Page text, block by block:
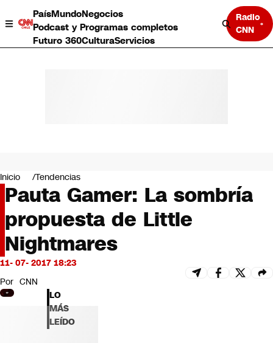
PaísMundoNegocios
Podcast y Programas completos
Futuro 360CulturaServicios
Radio
CNN
Negocios
Deportes
Programas completos
Cultura
Servicios
Bits
CNN Data
CNN tiempo
Futuro 360
Opinión
Inicio Tendencias
Pauta Gamer: La sombría
propuesta de Little
Nightmares
11- 07- 2017 18:23
Por CNN
LO
MÁS
LEÍDO